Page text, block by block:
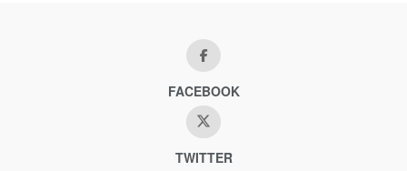
FACEBOOK
TWITTER